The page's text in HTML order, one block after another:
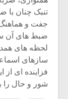
تنبک چنان با
جفت و
ضبط های آن
لحظه های
سازهای
فزاینده ای
شور و حال را